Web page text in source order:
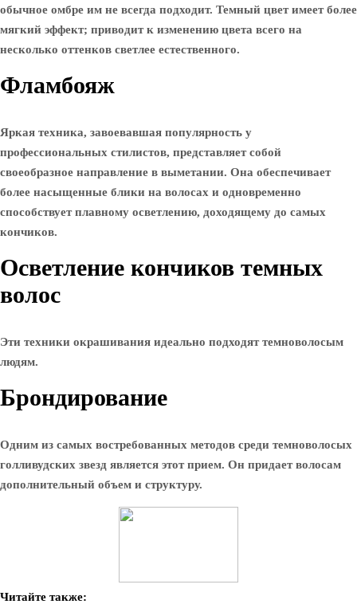
обычное омбре им не всегда подходит. Темный цвет имеет более
мягкий эффект; приводит к изменению цвета всего на
несколько оттенков светлее естественного.
Фламбояж
Яркая техника, завоевавшая популярность у
профессиональных стилистов, представляет собой
своеобразное направление в выметании. Она обеспечивает
более насыщенные блики на волосах и одновременно
способствует плавному осветлению, доходящему до самых
кончиков.
Осветление кончиков темных
волос
Эти техники окрашивания идеально подходят темноволосым
людям.
Брондирование
Одним из самых востребованных методов среди темноволосых
голливудских звезд является этот прием. Он придает волосам
дополнительный объем и структуру.
Читайте также: